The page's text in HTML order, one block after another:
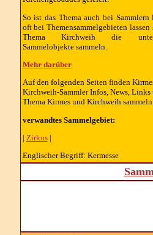
So ist das Thema auch bei Sammlern
oft bei Themensammelgebieten
Thema Kirchweih die
Sammelobjekte sammeln.
Mehr darüber
Auf den folgenden Seiten finden
Kirchweih-Sammler Infos, News, Links
Thema Kirmes und Kirchweih
verwandtes Sammelgebiet:
| Zirkus|
Englischer Begriff: Kermesse